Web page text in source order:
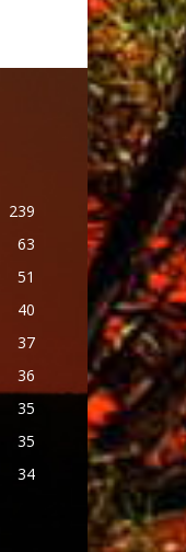
239
63
51
40
37
36
35
35
34